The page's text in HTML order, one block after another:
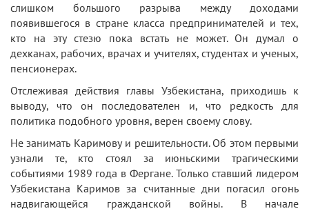
слишком большого разрыва между доходами
появившегося в стране класса предпринимателей и тех,
кто на эту стезю пока встать не может. Он думал о
дехканах, рабочих, врачах и учителях, студентах и ученых,
пенсионерах.
Отслеживая действия главы Узбекистана, приходишь к
выводу, что он последователен и, что редкость для
политика подобного уровня, верен своему слову.
Не занимать Каримову и решительности. Об этом первыми
узнали те, кто стоял за июньскими трагическими
событиями 1989 года в Фергане. Только ставший лидером
Узбекистана Каримов за считанные дни погасил огонь
надвигающейся гражданской войны. В начале